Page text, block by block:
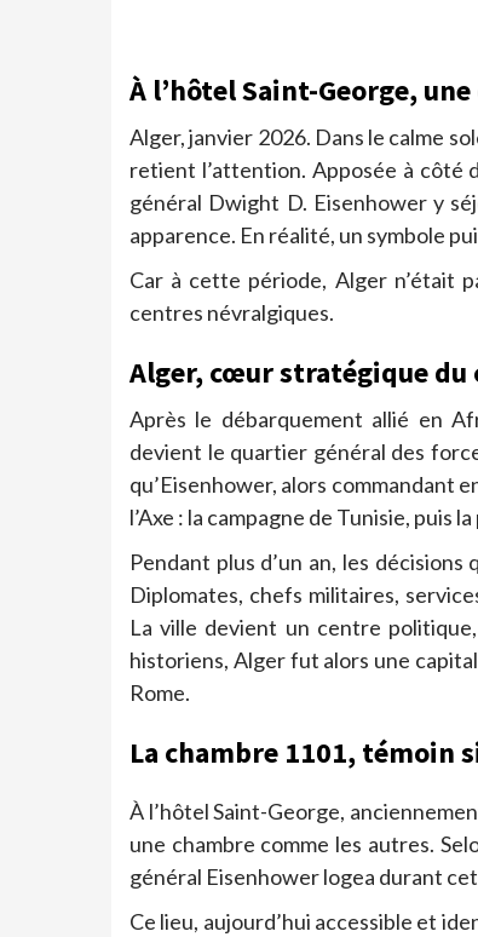
À l’hôtel Saint-George,
Alger, janvier 2026. Dans le calme
retient l’attention. Apposée à côté
général Dwight D. Eisenhower y
apparence. En réalité, un symbole
Car à cette période, Alger n’était
centres névralgiques.
Alger, cœur stratégique
Après le débarquement allié en
devient le quartier général des
qu’Eisenhower, alors commandant
l’Axe : la campagne de Tunisie, puis
Pendant plus d’un an, les
Diplomates, chefs militaires,
La ville devient un centre
historiens, Alger fut alors une
Rome.
La chambre 1101, témoin
À l’hôtel Saint-George,
une chambre comme les autres.
général Eisenhower logea durant
Ce lieu, aujourd’hui accessible et